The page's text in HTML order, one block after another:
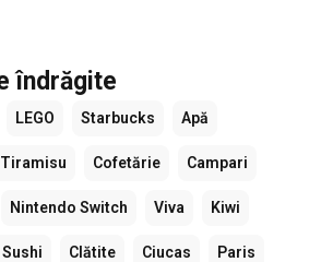
îndrăgite
LEGO Starbucks Apă
Tiramisu Cofetărie Campari
Nintendo Switch Viva Kiwi
Sushi Clătite Ciucas Paris